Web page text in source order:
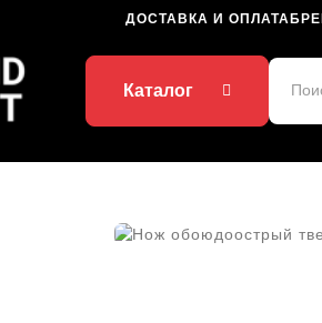
ДОСТАВКА И ОПЛАТА
Каталог